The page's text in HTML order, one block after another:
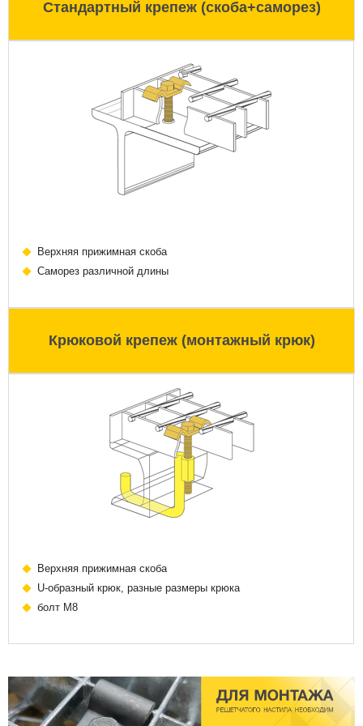
Стандартный крепеж (скоба+саморез)
Верхняя прижимная скоба
Саморез различной длины
Крюковой крепеж (монтажный крюк)
Верхняя прижимная скоба
U-образный крюк, разные размеры крюка
болт М8